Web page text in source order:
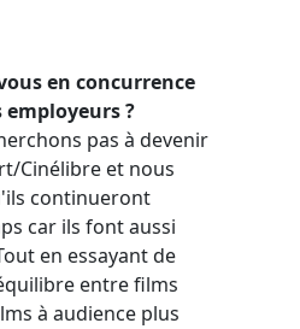
en concurrence
employeurs ?
pas à devenir
Cinélibre et nous
continueront
car ils font aussi
en essayant de
entre films
à audience plus